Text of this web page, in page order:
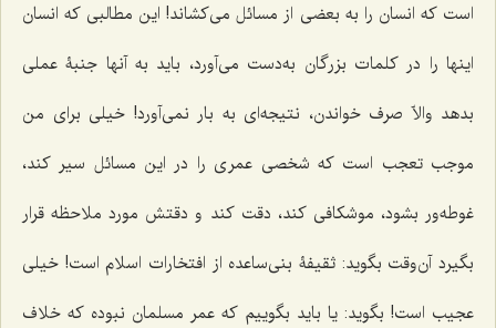
است که انسان را به بعضى از مسائل مى‌کشاند! این مطالبى که انسان
اینها را در کلمات بزرگان به‌دست مى‌آورد، باید به آنها جنبۀ عملى
بدهد والاّ صرف خواندن، نتیجه‌اى به بار نمى‌آورد! خیلى براى من
موجب تعجب است که شخصی عمرى را در این مسائل سیر کند،
غوطه‌ور بشود، موشکافى کند، دقت کند و دقتش مورد ملاحظه قرار
بگیرد آن‌وقت بگوید: ثقیفۀ بنى‌ساعده از افتخارات اسلام است! خیلى
عجیب است! بگوید: یا باید بگوییم که عمر مسلمان نبوده که خلاف